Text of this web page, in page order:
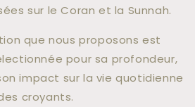
sur le Coran et la Sunnah.
que nous proposons est
pour sa profondeur,
impact sur la vie quotidienne
croyants.